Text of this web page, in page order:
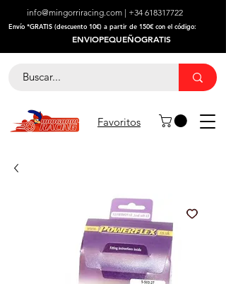
info@mingorriracing.com | +34 618317722
​Envío *GRATIS (descuento 10€) a partir de 150€ con el código:
ENVIOPEQUEÑOGRATIS
Favoritos